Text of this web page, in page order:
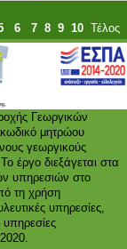
6 7 8 9 10 Τέλος
Γεωργικών
μητρώου
γεωργικούς
έργο διεξάγεται στα
υπηρεσιών στο
τη χρήση
υπηρεσίες,
υπηρεσίες